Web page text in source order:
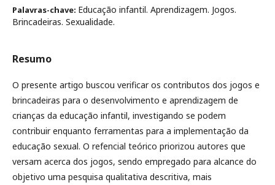
Palavras-chave: Educação infantil. Aprendizagem. Jogos.
Brincadeiras. Sexualidade.
Resumo
O presente artigo buscou verificar os contributos dos jogos e
brincadeiras para o desenvolvimento e aprendizagem de
crianças da educação infantil, investigando se podem
contribuir enquanto ferramentas para a implementação da
educação sexual. O refencial teórico priorizou autores que
versam acerca dos jogos, sendo empregado para alcance do
objetivo uma pesquisa qualitativa descritiva, mais